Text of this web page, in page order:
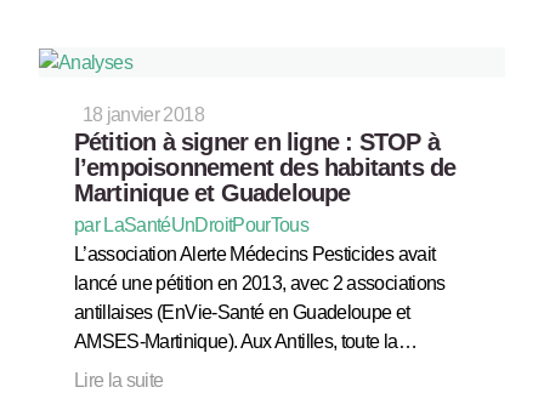
18 janvier 2018
Pétition à signer en ligne : STOP à
l’empoisonnement des habitants de
Martinique et Guadeloupe
par LaSantéUnDroitPourTous
L’association Alerte Médecins Pesticides avait
lancé une pétition en 2013, avec 2 associations
antillaises (EnVie-Santé en Guadeloupe et
AMSES-Martinique). Aux Antilles, toute la…
Lire la suite